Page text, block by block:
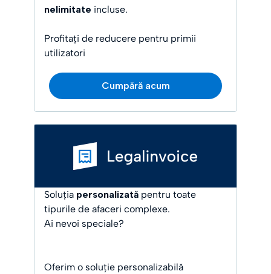
nelimitate incluse.
Profitați de reducere pentru primii
utilizatori
Cumpără acum
Soluția personalizată pentru toate
tipurile de afaceri complexe.
Ai nevoi speciale?
Oferim o soluție personalizabilă